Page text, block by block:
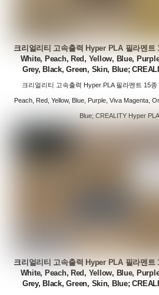
크리얼리티 고속출력 Hyper PLA 필라멘트
White, Peach, Red, Yellow, Blue,
Grey, Black, Green, Skin, Blue;
크리얼리티 고속출력 Hyper PLA 필라멘트 15
Peach, Red, Yellow, Blue, Purple, Viva Magenta,
Blue; CREALITY Hyper
크리얼리티 고속출력 Hyper PLA 필라멘트
White, Peach, Red, Yellow, Blue,
Grey, Black, Green, Skin, Blue;